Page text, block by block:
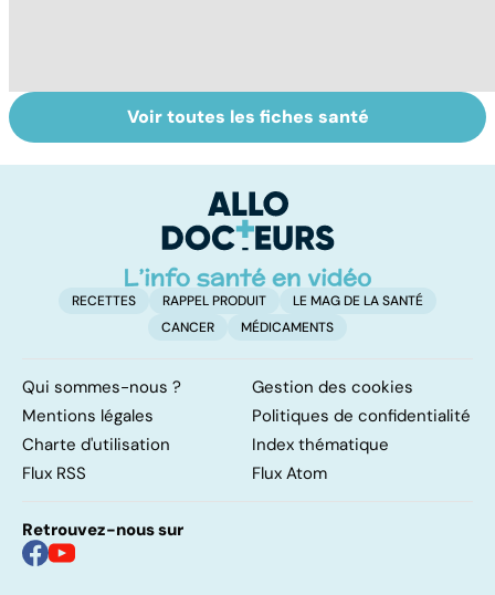
Tout savoir sur
les infections
Inflammation des
amygdales : que
d'angine ?
Voir toutes les fiches santé
RECETTES RAPPEL PRODUIT
LE MAG DE LA SANTÉ
CANCER
MÉDICAMENTS
Qui sommes-nous ?
Gestion des cookies
Mentions légales
Politiques de confidentialité
Charte d'utilisation
Index thématique
Flux RSS
Flux Atom
Retrouvez-nous sur